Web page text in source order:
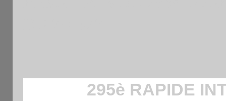
295è RAPIDE